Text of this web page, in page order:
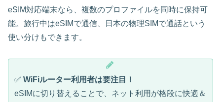
eSIM対応端末なら、複数のプロファイルを同時に保持可
能。旅行中はeSIMで通信、日本の物理SIMで通話という
使い分けもできます。
✅ WiFiルーター利用者は要注目！
eSIMに切り替えることで、ネット利用が格段に快適＆